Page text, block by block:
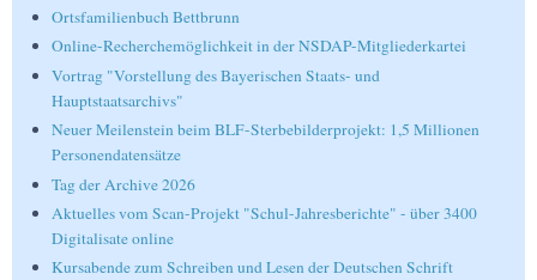
Ortsfamilienbuch Bettbrunn
Online-Recherchemöglichkeit in der NSDAP-Mitgliederkartei
Vortrag "Vorstellung des Bayerischen Staats- und
Hauptstaatsarchivs"
Neuer Meilenstein beim BLF-Sterbebilderprojekt: 1,5 Millionen
Personendatensätze
Tag der Archive 2026
Aktuelles vom Scan-Projekt "Schul-Jahresberichte" - über 3400
Digitalisate online
Kursabende zum Schreiben und Lesen der Deutschen Schrift